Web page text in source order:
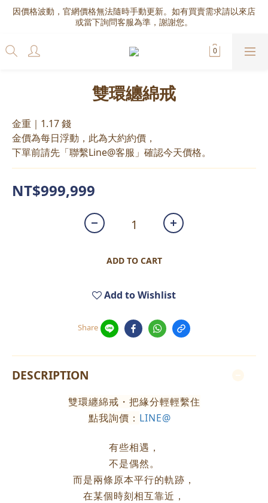
因價格波動，官網價格無法隨時手動更新。如有買賣需求請以來店
或當下詢問客服為準，謝謝您。
雙環纏綿戒
金重｜1.17 錢
金價為每日浮動，此為大約約價，
下單前請先「聯繫Line@客服」確認今天價格。
NT$999,999
ADD TO CART
Add to Wishlist
Share
DESCRIPTION
雙環纏綿戒・把緣分輕輕繫住
點我詢價： LINE@
有些相遇，
不是偶然。
而是兩條原本平行的軌跡，
在某個時刻相互靠近，